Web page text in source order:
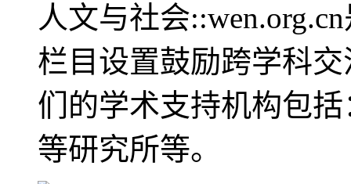
人文与社会
栏目设置鼓励跨学科
们的学术支持机构包
等研究所等。